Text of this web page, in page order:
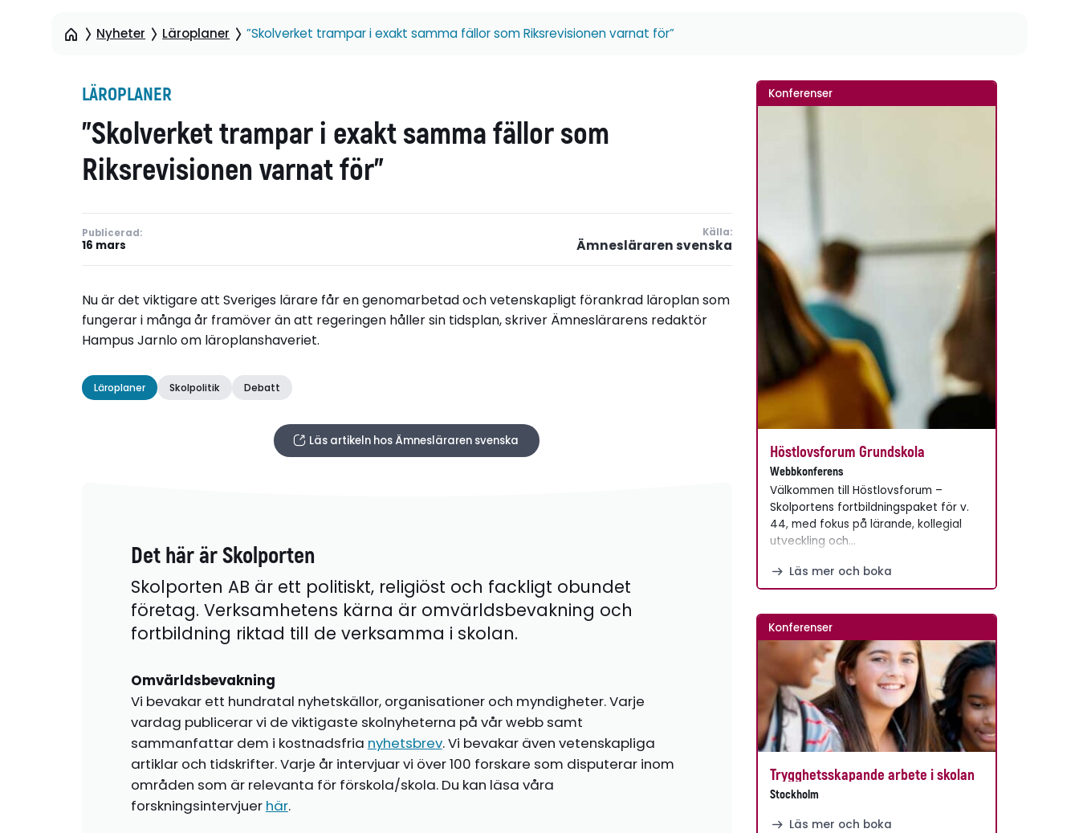
Nyheter Läroplaner ”Skolverket trampar i exakt samma fällor som Riksrevisionen varnat för”
LÄROPLANER
”Skolverket trampar i exakt samma fällor som
Riksrevisionen varnat för”
Publicerad:
16 mars
Källa:
Ämnesläraren svenska
Nu är det viktigare att Sveriges lärare får en genomarbetad och vetenskapligt förankrad läroplan som
fungerar i många år framöver än att regeringen håller sin tidsplan, skriver Ämneslärarens redaktör
Hampus Jarnlo om läroplanshaveriet.
Läroplaner Skolpolitik Debatt
Läs artikeln hos Ämnesläraren svenska
Det här är Skolporten
Skolporten AB är ett politiskt, religiöst och fackligt obundet
företag. Verksamhetens kärna är omvärldsbevakning och
fortbildning riktad till de verksamma i skolan.
Omvärldsbevakning
Vi bevakar ett hundratal nyhetskällor, organisationer och myndigheter. Varje
vardag publicerar vi de viktigaste skolnyheterna på vår webb samt
sammanfattar dem i kostnadsfria nyhetsbrev. Vi bevakar även vetenskapliga
artiklar och tidskrifter. Varje år intervjuar vi över 100 forskare som disputerar inom
områden som är relevanta för förskola/skola. Du kan läsa våra
forskningsintervjuer här.
Konferenser
Höstlovsforum Grundskola
Webbkonferens
Välkommen till Höstlovsforum –
Skolportens fortbildningspaket för v.
44, med fokus på lärande, kollegial
utveckling och…
Läs mer och boka
Konferenser
Trygghetsskapande arbete i skolan
Stockholm
Läs mer och boka